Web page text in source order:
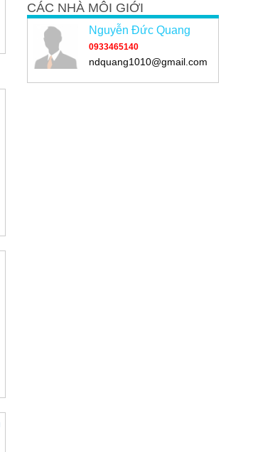
CÁC NHÀ MÔI GIỚI
Nguyễn Đức Quang
0933465140
ndquang1010@gmail.com